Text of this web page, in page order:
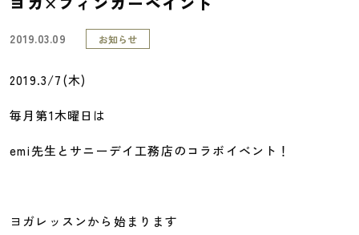
2019.03.09 お知らせ
2019.3/7(木)
毎月第1木曜日は
emi先生とサニーデイ工務店のコラボイベント！
ヨガレッスンから始まります